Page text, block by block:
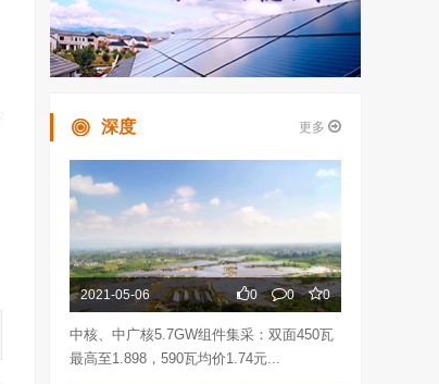
深度 更多
2021-05-06 0 0 0
中核、中广核5.7GW组件集采：双面450瓦
最高至1.898，590瓦均价1.74元...